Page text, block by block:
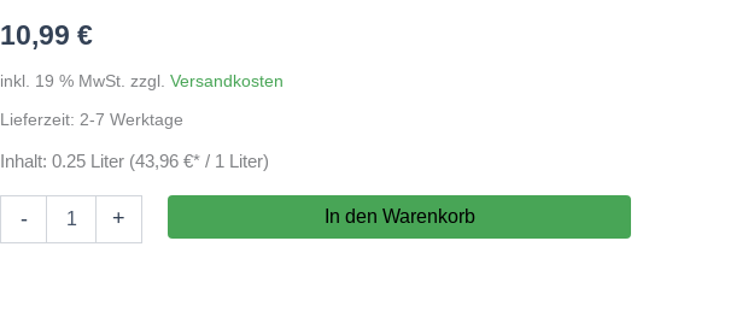
10,99€
inkl. 19 % MwSt. zzgl.Versandkosten
Lieferzeit:2-7 Werktage
Inhalt: 0.25 Liter (43,96 €* / 1 Liter)
- + In den Warenkorb